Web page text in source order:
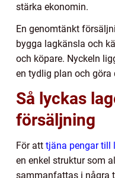
stärka ekonomin.
En genomtänkt
bygga lagkänsla och
och köpare. Nyckeln
en tydlig plan och
Så lyckas
försäljning
För att tjäna pengar till
en enkel struktur som
sammanfattas i några